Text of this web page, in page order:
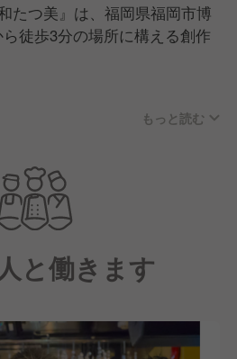
たつ美』は、福岡県福岡市博
徒歩3分の場所に構える創作
店内は全65席。
個室・個室・半個室を備えて
の宴会・接待まで幅広いシー
います。
産和牛を使った肉料理・九州
ニューを揃えています。
もっと読む
と働きます